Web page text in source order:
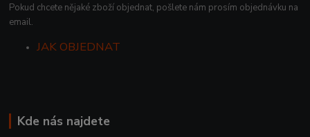
Pokud chcete nějaké zboží objednat, pošlete nám prosím objednávku na
email.
JAK OBJEDNAT
Kde nás najdete